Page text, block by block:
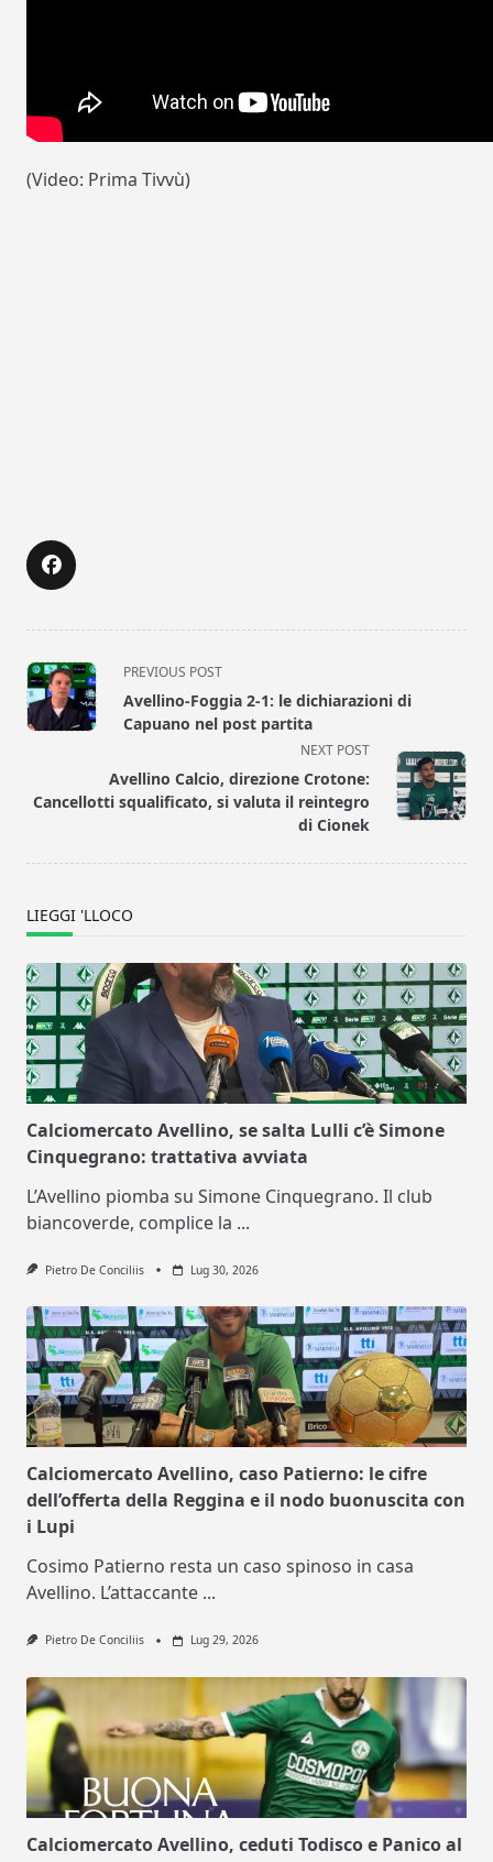
(Video: Prima Tivvù)
<span
class="nav-
subtitle
text">Page</span>
PREVIOUS POST
Avellino-Foggia 2-1: le dichiarazioni di
Capuano nel post partita
NEXT POST
Avellino Calcio, direzione Crotone:
Cancellotti squalificato, si valuta il reintegro
di Cionek
LIEGGI 'LLOCO
Calciomercato Avellino, se salta Lulli c’è Simone
Cinquegrano: trattativa avviata
L’Avellino piomba su Simone Cinquegrano. Il club
biancoverde, complice la ...
Pietro De Conciliis Lug 30, 2026
Calciomercato Avellino, caso Patierno: le cifre
dell’offerta della Reggina e il nodo buonuscita con
i Lupi
Cosimo Patierno resta un caso spinoso in casa
Avellino. L’attaccante ...
Pietro De Conciliis Lug 29, 2026
Calciomercato Avellino, ceduti Todisco e Panico al